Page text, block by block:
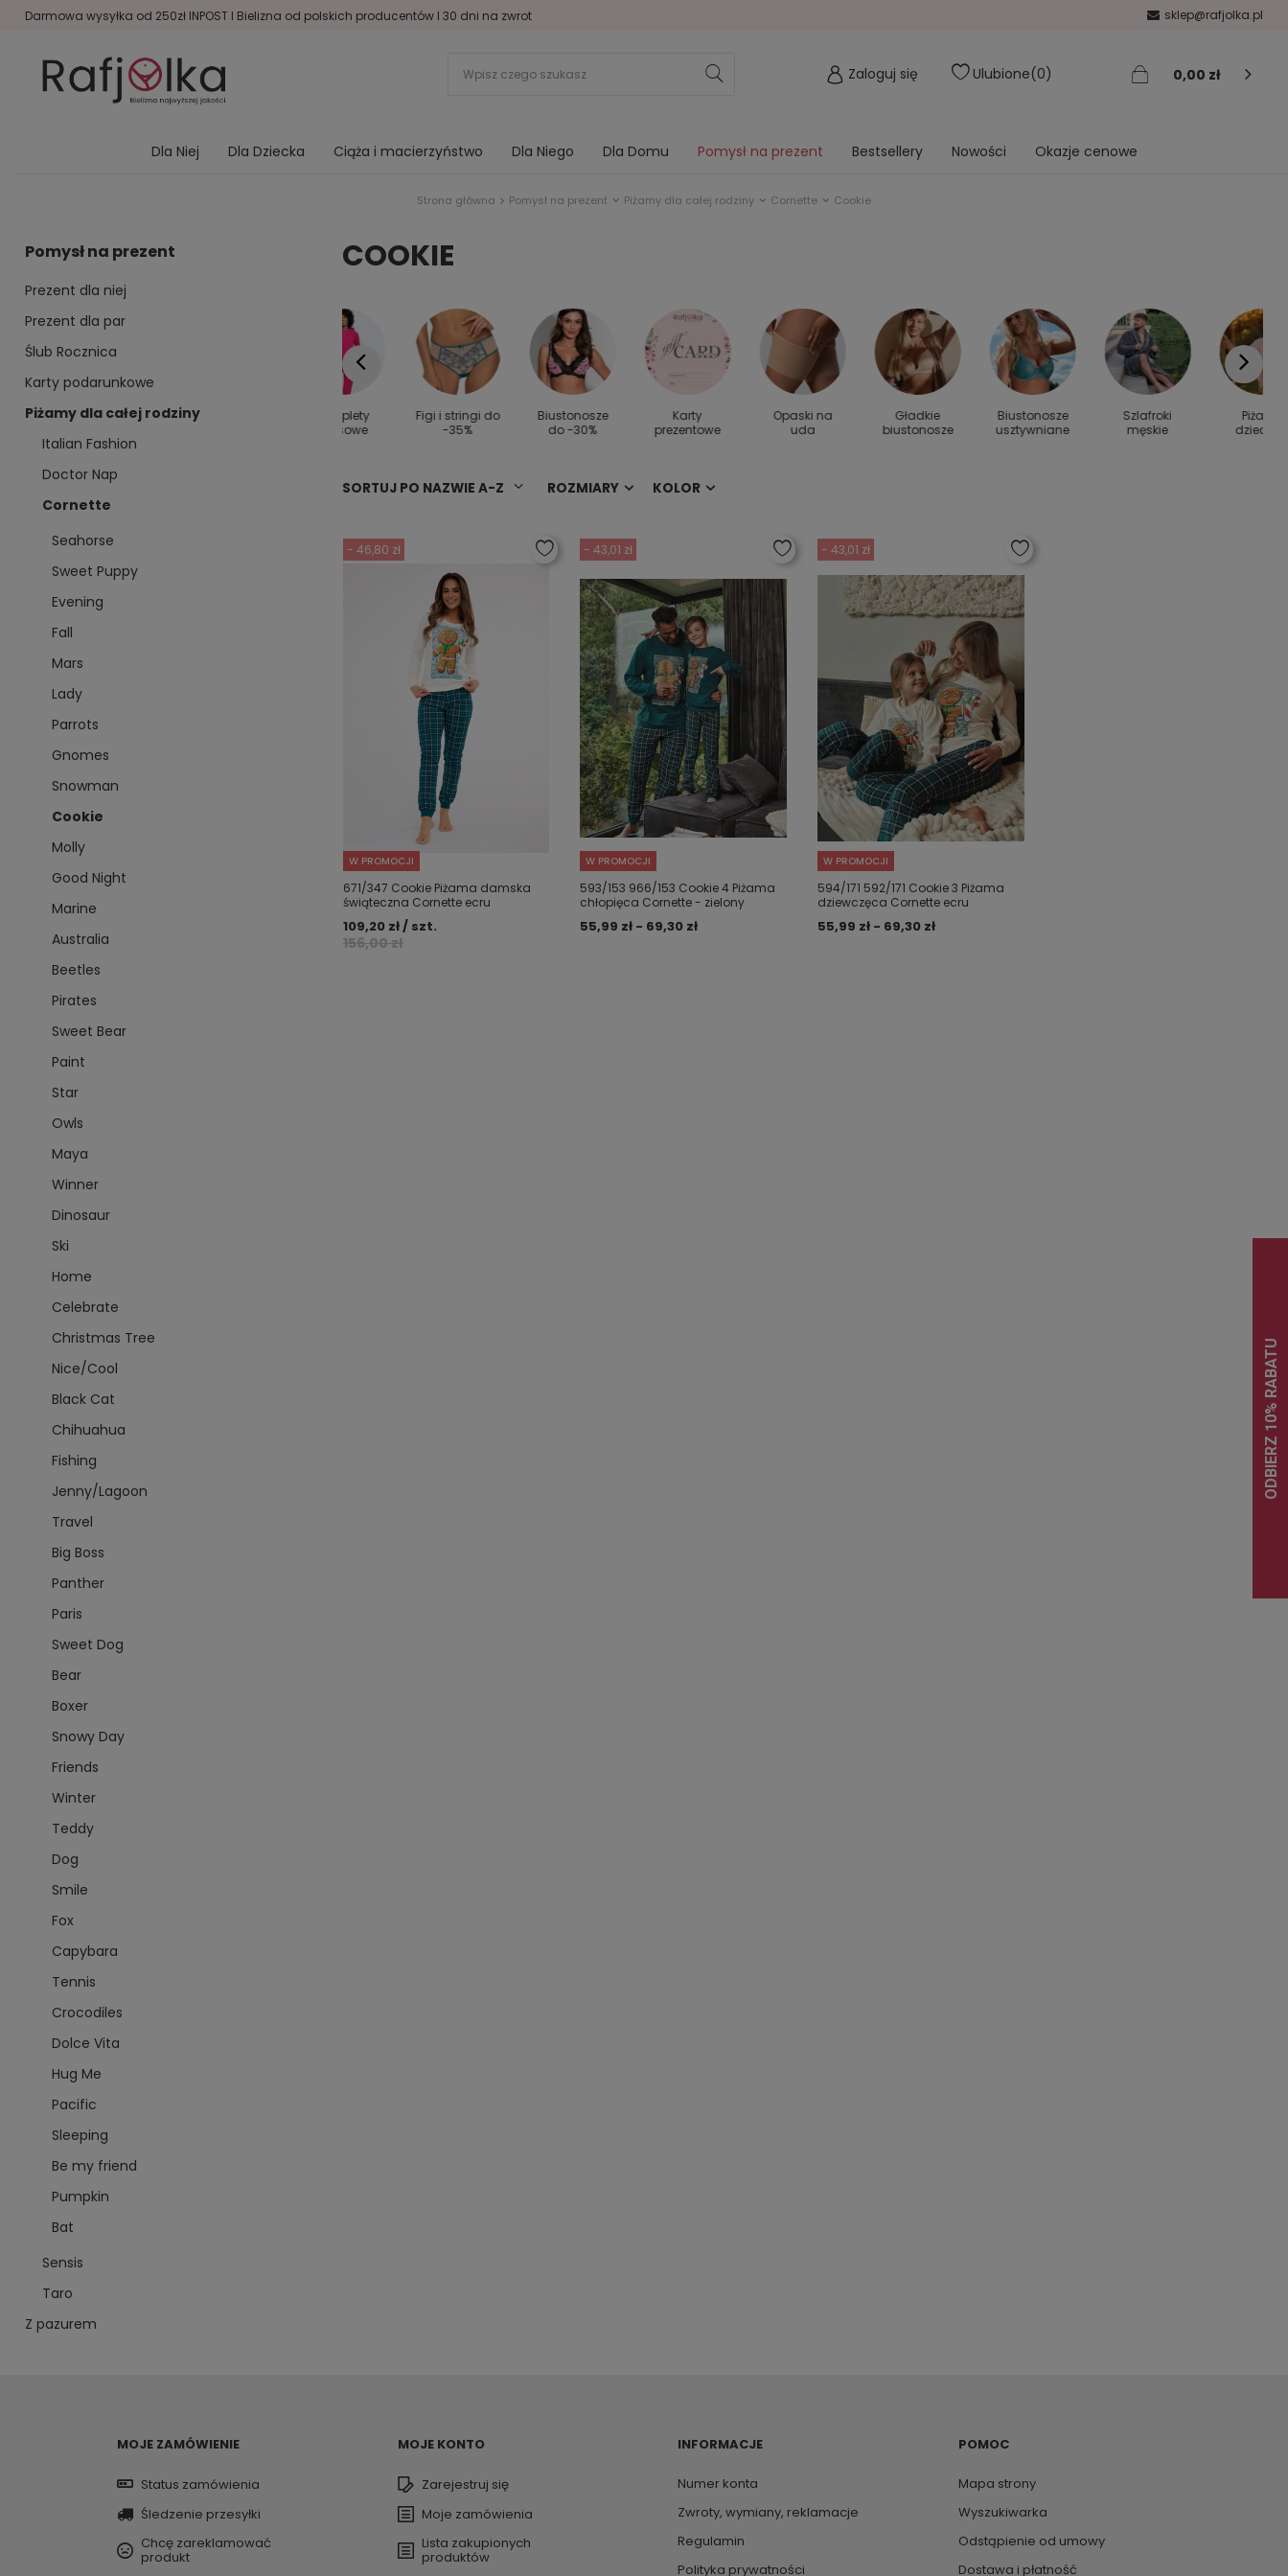
Darmowa wysyłka od 250zł INPOST I Bielizna od polskich producentów I 30 dni na zwrot sklep@rafjolka.pl
Zaloguj się Ulubione 0 0,00 zł
Dla Niej Dla Dziecka Ciąża i macierzyństwo Dla Niego Dla Domu Pomysł na prezent Bestsellery Nowości Okazje cenowe
Strona główna Pomysł na prezent Piżamy dla całej rodziny Cornette Cookie
Pomysł na prezent
Prezent dla niej
Prezent dla par
Ślub Rocznica
Karty podarunkowe
Piżamy dla całej rodziny
Italian Fashion
Doctor Nap
Cornette
Seahorse
Sweet Puppy
Evening
Fall
Mars
Lady
Parrots
Gnomes
Snowman
Cookie
Molly
Good Night
Marine
Australia
Beetles
Pirates
Sweet Bear
Paint
Star
Owls
Maya
Winner
Dinosaur
Ski
Home
Celebrate
Christmas Tree
Nice/Cool
Black Cat
Chihuahua
Fishing
Jenny/Lagoon
Travel
Big Boss
Panther
Paris
Sweet Dog
Bear
Boxer
Snowy Day
Friends
Winter
Teddy
Dog
Smile
Fox
Capybara
Tennis
Crocodiles
Dolce Vita
Hug Me
Pacific
Sleeping
Be my friend
Pumpkin
Bat
Sensis
Taro
Z pazurem
COOKIE
dla
Kolanówki
Komplety
dresowe
Figi i stringi do
-35%
Biustonosze
do -30%
Karty
prezentowe
Opaski na
uda
Gładkie
biustonosze
Biustonosze
usztywniane
Szlafroki
męskie
Piżamy
SORTUJ PO NAZWIE A-Z ROZMIARY KOLOR
- 46,80 zł
W PROMOCJI
671/347 Cookie Piżama damska
świąteczna Cornette ecru
156,00 zł
109,20 zł / szt.
- 43,01 zł
W PROMOCJI
593/153 966/153 Cookie 4 Piżama
chłopięca Cornette - zielony
55,99 zł - 69,30 zł
- 43,01 zł
W PROMOCJI
594/171 592/171 Cookie 3 Piżama
dziewczęca Cornette ecru
55,99 zł - 69,30 zł
MOJE ZAMÓWIENIE
Status zamówienia
Śledzenie przesyłki
Chcę zareklamować
produkt
MOJE KONTO
Zarejestruj się
Moje zamówienia
Lista zakupionych
produktów
INFORMACJE
Numer konta
Zwroty, wymiany, reklamacje
Regulamin
Polityka prywatności
POMOC
Mapa strony
Wyszukiwarka
Odstąpienie od umowy
Dostawa i płatność